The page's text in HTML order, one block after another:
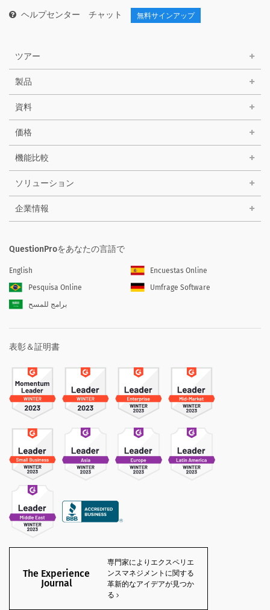
ヘルプセンター チャット 無料サインアップ
ツアー
製品
資料
価格
機能比較
ソリューション
企業情報
QuestionProをあなたの言語で
English
Encuestas Online
Pesquisa Online
Umfrage Software
برامج للمسح
表彰＆証明書
The Experience
Journal
専門家によりエクスペリエ
ンスマネジメントに関する
革新的なアイデアが見つか
る